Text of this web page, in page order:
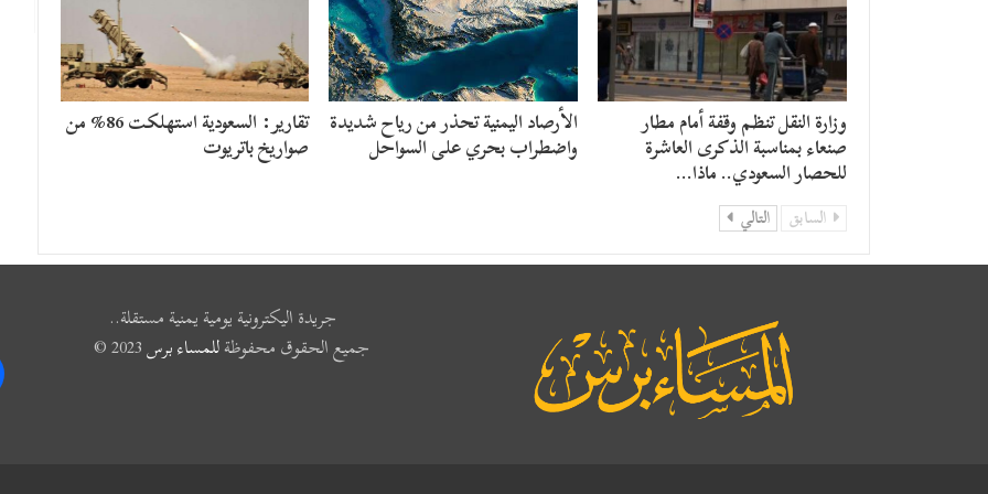
وزارة النقل تنظم وقفة أمام مطار
صنعاء بمناسبة الذكرى العاشرة
للحصار السعودي.. ماذا…
الأرصاد اليمنية تحذر من رياح شديدة
واضطراب بحري على السواحل
تقارير: السعودية استهلكت 86% من
صواريخ باتريوت
السابق التالي
جريدة اليكترونية يومية يمنية مستقلة..
جميع الحقوق محفوظةللمساء برس